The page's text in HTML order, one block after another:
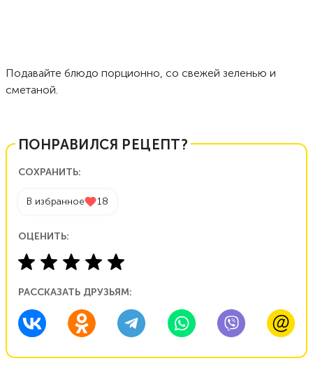
Подавайте блюдо порционно, со свежей зеленью и
сметаной.
ПОНРАВИЛСЯ РЕЦЕПТ?
СОХРАНИТЬ:
В избранное 18
ОЦЕНИТЬ:
РАССКАЗАТЬ ДРУЗЬЯМ: